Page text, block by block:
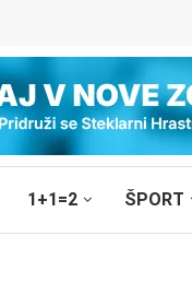
1+1=2 ŠPORT